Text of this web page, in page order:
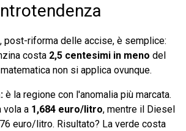
post-riforma delle accise, è semplice:
costa 2,5 centesimi in meno del
non si applica ovunque.
è la regione con l'anomalia più marcata.
vola a 1,684 euro/litro, mentre il Diesel
euro/litro. Risultato? La verde costa